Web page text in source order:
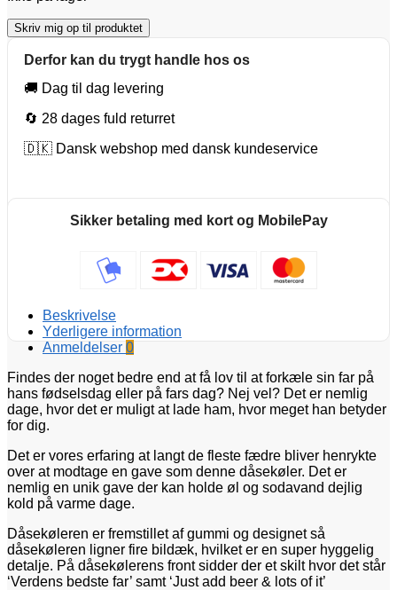
Skriv mig op til produktet
Derfor kan du trygt handle hos os
🚚 Dag til dag levering
🔄 28 dages fuld returret
🇩🇰 Dansk webshop med dansk kundeservice
Sikker betaling med kort og MobilePay
Beskrivelse
Yderligere information
Anmeldelser 0
Findes der noget bedre end at få lov til at forkæle sin far på
hans fødselsdag eller på fars dag? Nej vel? Det er nemlig
dage, hvor det er muligt at lade ham, hvor meget han betyder
for dig.
Det er vores erfaring at langt de fleste fædre bliver henrykte
over at modtage en gave som denne dåsekøler. Det er
nemlig en unik gave der kan holde øl og sodavand dejlig
kold på varme dage.
Dåsekøleren er fremstillet af gummi og designet så
dåsekøleren ligner fire bildæk, hvilket er en super hyggelig
detalje. På dåsekølerens front sidder der et skilt hvor det står
‘Verdens bedste far’ samt ‘Just add beer & lots of it’